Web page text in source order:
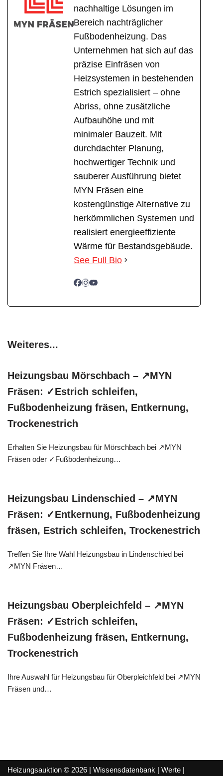
nachhaltige Lösungen im
Bereich nachträglicher
Fußbodenheizung. Das
Unternehmen hat sich auf das
präzise Einfräsen von
Heizsystemen in bestehenden
Estrich spezialisiert – ohne
Abriss, ohne zusätzliche
Aufbauhöhe und mit
minimaler Bauzeit. Mit
durchdachter Planung,
hochwertiger Technik und
sauberer Ausführung bietet
MYN Fräsen eine
kostengünstige Alternative zu
herkömmlichen Systemen und
realisiert energieeffiziente
Wärme für Bestandsgebäude.
See Full Bio
Weiteres...
Heizungsbau Mörschbach – ↗️MYN
Fräsen: ✓Estrich schleifen,
Fußbodenheizung fräsen, Entkernung,
Trockenestrich
Erhalten Sie Heizungsbau für Mörschbach bei ↗️MYN
Fräsen oder ✓Fußbodenheizung…
Heizungsbau Lindenschied – ↗️MYN
Fräsen: ✓Entkernung, Fußbodenheizung
fräsen, Estrich schleifen, Trockenestrich
Treffen Sie Ihre Wahl Heizungsbau in Lindenschied bei
↗️MYN Fräsen…
Heizungsbau Oberpleichfeld – ↗️MYN
Fräsen: ✓Estrich schleifen,
Fußbodenheizung fräsen, Entkernung,
Trockenestrich
Ihre Auswahl für Heizungsbau für Oberpleichfeld bei ↗️MYN
Fräsen und…
Heizungsauktion © 2026 | Wissensdatenbank | Werte |